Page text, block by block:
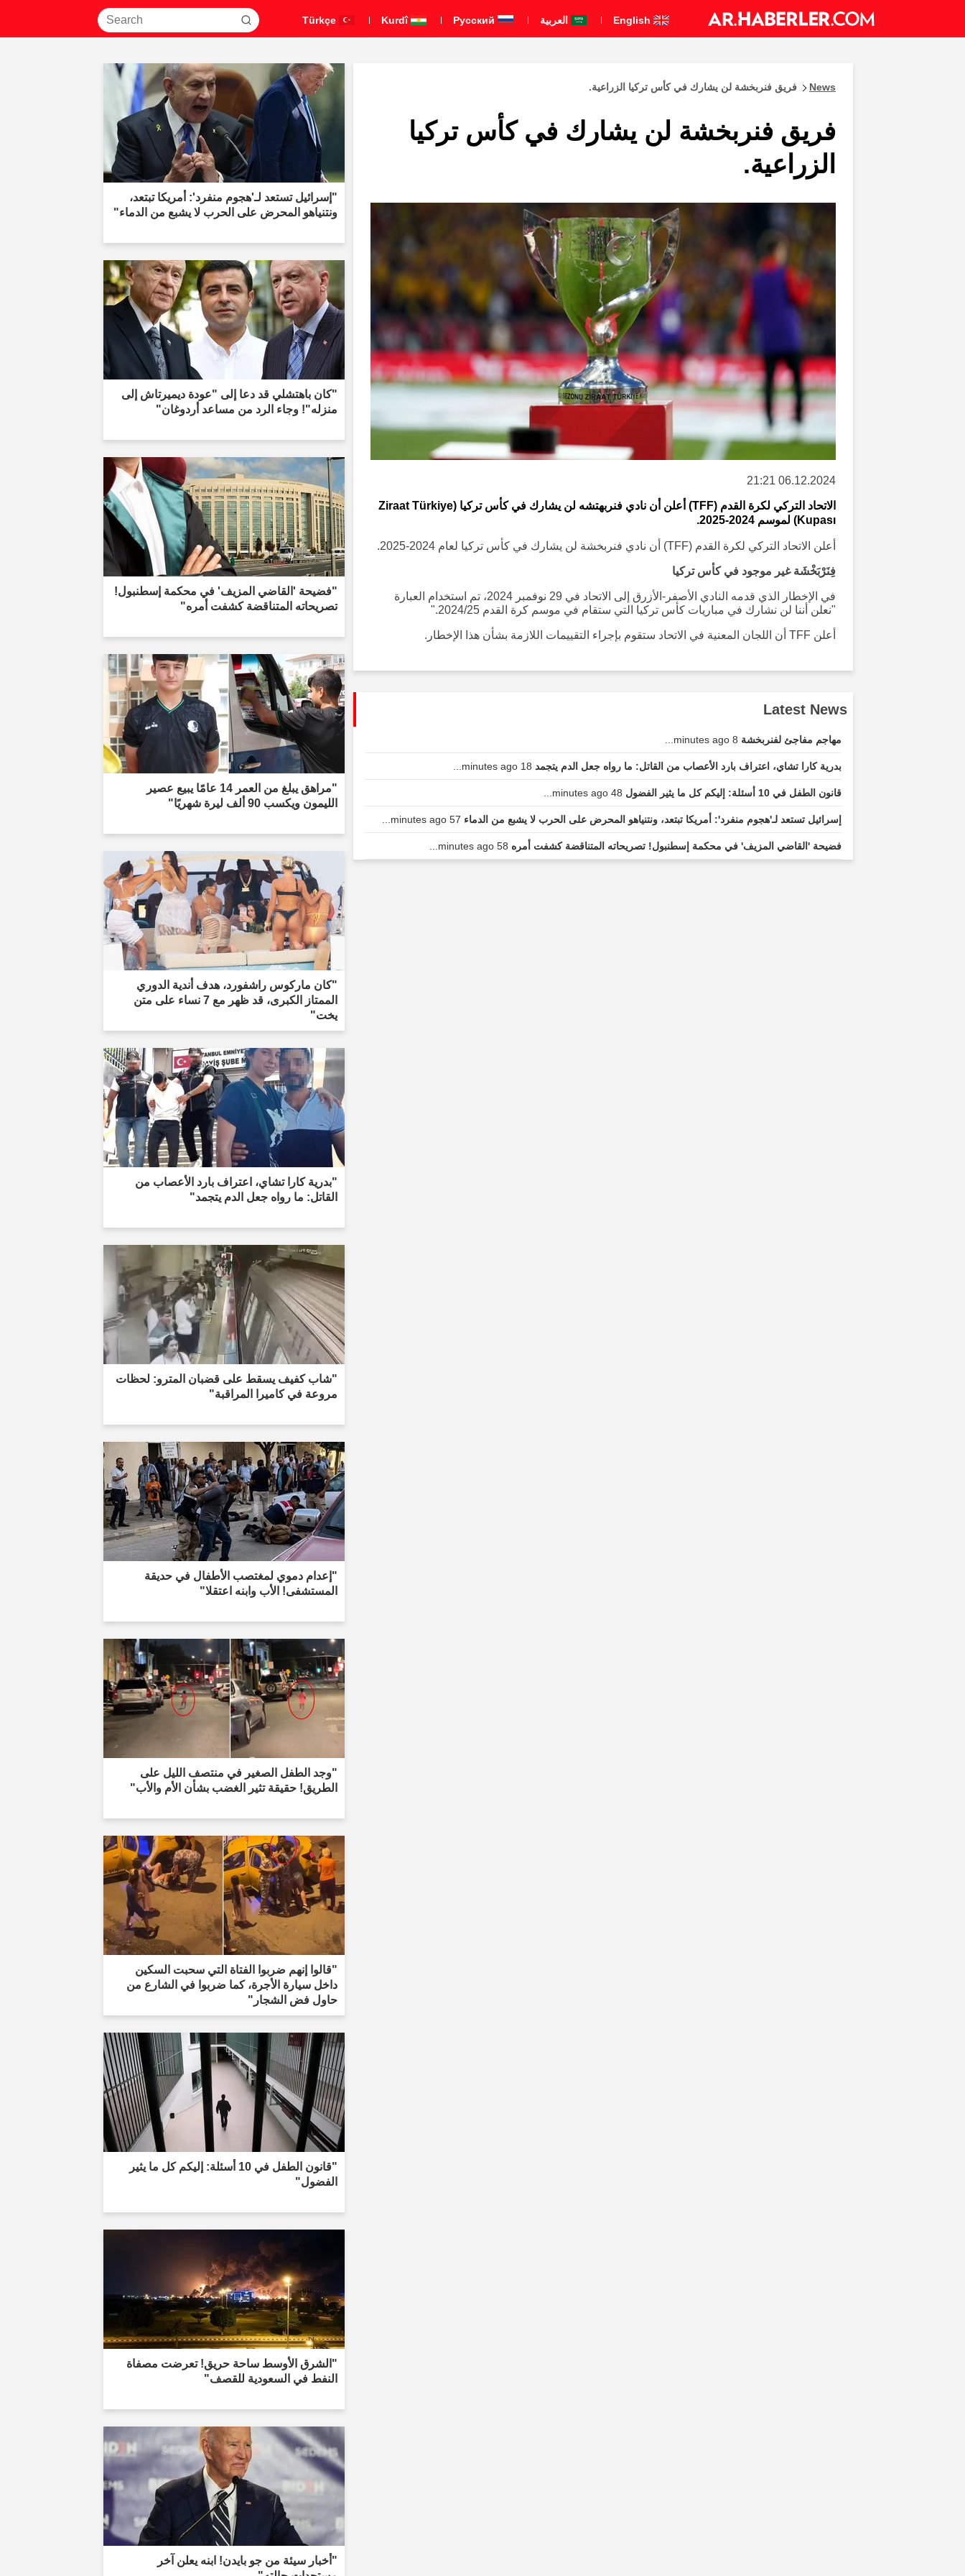
العربية Kurdî
News فريق فنربخشة لن يشارك في كأس تركيا الزراعية.
فريق فنربخشة لن يشارك في كأس تركيا
الزراعية.
06.12.2024 21:21
الاتحاد التركي لكرة القدم (TFF) أعلن أن نادي فنربهتشه لن يشارك في كأس تركيا (Ziraat Türkiye
Kupası) لموسم 2024-2025.
أعلن الاتحاد التركي لكرة القدم (TFF) أن نادي فنربخشة لن يشارك في كأس تركيا لعام 2024-2025.
فِنَرْبَخْشَة غير موجود في كأس تركيا
في الإخطار الذي قدمه النادي الأصفر-الأزرق إلى الاتحاد في 29 نوفمبر 2024، تم استخدام العبارة
"نعلن أننا لن نشارك في مباريات كأس تركيا التي ستقام في موسم كرة القدم 2024/25."
أعلن TFF أن اللجان المعنية في الاتحاد ستقوم بإجراء التقييمات اللازمة بشأن هذا الإخطار.
Latest News
مهاجم مفاجئ لفنربخشة 8 minutes ago...
بدرية كارا تشاي، اعتراف بارد الأعصاب من القاتل: ما رواه جعل الدم يتجمد 18 minutes ago...
قانون الطفل في 10 أسئلة: إليكم كل ما يثير الفضول 48 minutes ago...
إسرائيل تستعد لـ'هجوم منفرد': أمريكا تبتعد، ونتنياهو المحرض على الحرب لا يشبع من الدماء 57 minutes ago...
فضيحة 'القاضي المزيف' في محكمة إسطنبول! تصريحاته المتناقضة كشفت أمره 58 minutes ago...
"إسرائيل تستعد لـ'هجوم منفرد': أمريكا تبتعد،
ونتنياهو المحرض على الحرب لا يشبع من الدماء"
"كان باهتشلي قد دعا إلى "عودة ديميرتاش إلى
منزله"! وجاء الرد من مساعد أردوغان"
"فضيحة 'القاضي المزيف' في محكمة إسطنبول!
تصريحاته المتناقضة كشفت أمره"
"مراهق يبلغ من العمر 14 عامًا يبيع عصير
الليمون ويكسب 90 ألف ليرة شهريًا"
"كان ماركوس راشفورد، هدف أندية الدوري
الممتاز الكبرى، قد ظهر مع 7 نساء على متن
يخت"
"بدرية كارا تشاي، اعتراف بارد الأعصاب من
القاتل: ما رواه جعل الدم يتجمد"
"شاب كفيف يسقط على قضبان المترو: لحظات
مروعة في كاميرا المراقبة"
"إعدام دموي لمغتصب الأطفال في حديقة
المستشفى! الأب وابنه اعتقلا"
"وجد الطفل الصغير في منتصف الليل على
الطريق! حقيقة تثير الغضب بشأن الأم والأب"
"قالوا إنهم ضربوا الفتاة التي سحبت السكين
داخل سيارة الأجرة، كما ضربوا في الشارع من
حاول فض الشجار"
"قانون الطفل في 10 أسئلة: إليكم كل ما يثير
الفضول"
"الشرق الأوسط ساحة حريق! تعرضت مصفاة
النفط في السعودية للقصف"
"أخبار سيئة من جو بايدن! ابنه يعلن آخر